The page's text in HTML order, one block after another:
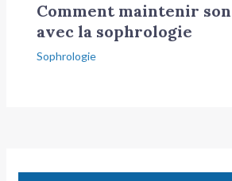
Comment maintenir
avec la sophrologie
Sophrologie